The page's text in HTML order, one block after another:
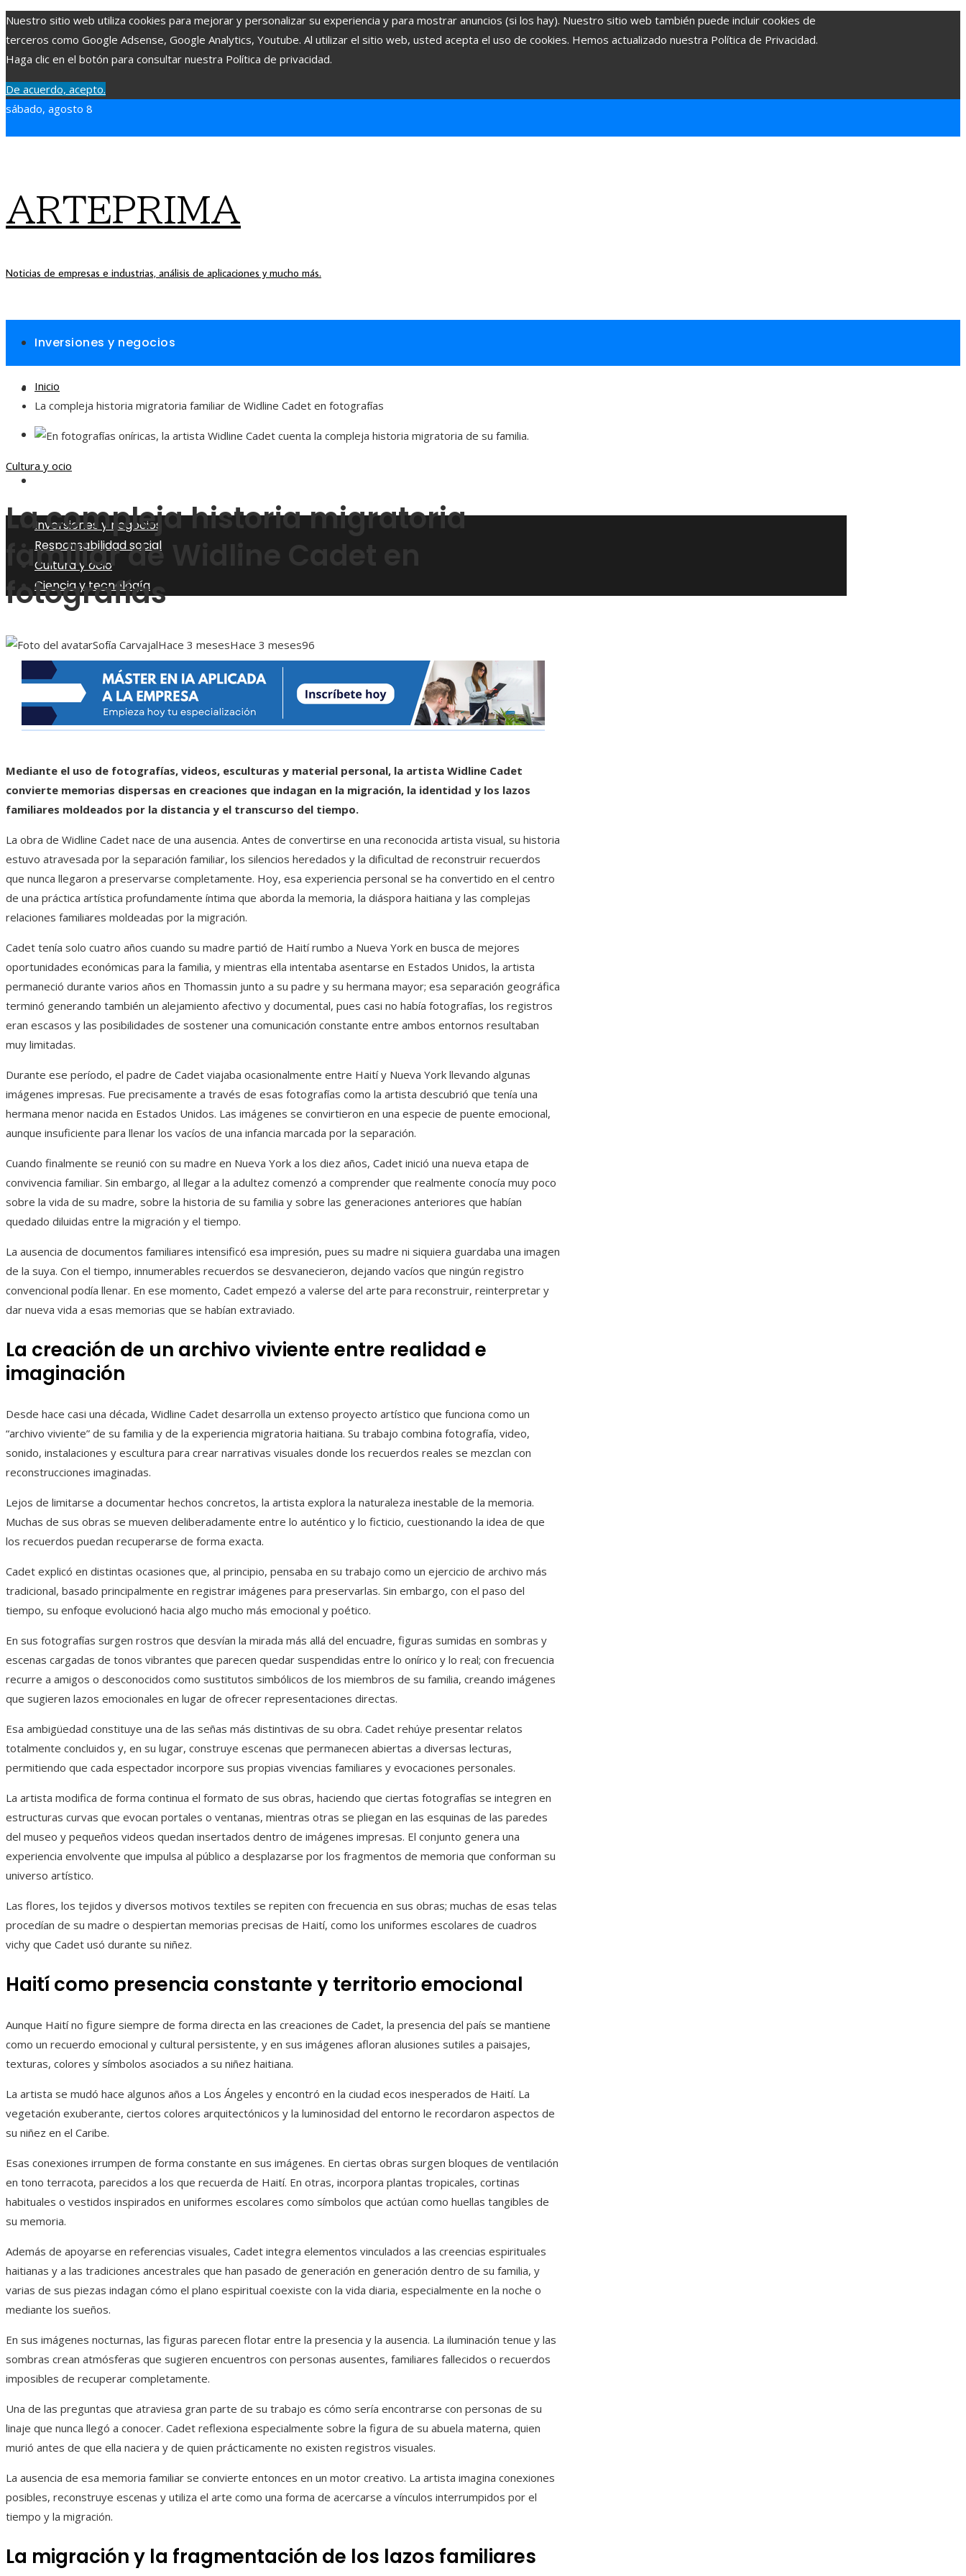
Nuestro sitio web utiliza cookies para mejorar y personalizar su experiencia y para mostrar anuncios (si los hay). Nuestro sitio web también puede incluir cookies de
terceros como Google Adsense, Google Analytics, Youtube. Al utilizar el sitio web, usted acepta el uso de cookies. Hemos actualizado nuestra Política de Privacidad.
Haga clic en el botón para consultar nuestra Política de privacidad.
De acuerdo, acepto.
sábado, agosto 8
ARTEPRIMA
Noticias de empresas e industrias, análisis de aplicaciones y mucho más.
Inversiones y negocios
Responsabilidad social
Cultura y ocio
Inversiones y negocios
Responsabilidad social
Cultura y ocio
Ciencia y tecnología
Inicio
La compleja historia migratoria familiar de Widline Cadet en fotografías
Cultura y ocio
La compleja historia migratoria
familiar de Widline Cadet en
fotografías
Sofía CarvajalHace 3 mesesHace 3 meses96
Mediante el uso de fotografías, videos, esculturas y material personal, la artista Widline Cadet
convierte memorias dispersas en creaciones que indagan en la migración, la identidad y los lazos
familiares moldeados por la distancia y el transcurso del tiempo.
La obra de Widline Cadet nace de una ausencia. Antes de convertirse en una reconocida artista visual, su historia
estuvo atravesada por la separación familiar, los silencios heredados y la dificultad de reconstruir recuerdos
que nunca llegaron a preservarse completamente. Hoy, esa experiencia personal se ha convertido en el centro
de una práctica artística profundamente íntima que aborda la memoria, la diáspora haitiana y las complejas
relaciones familiares moldeadas por la migración.
Cadet tenía solo cuatro años cuando su madre partió de Haití rumbo a Nueva York en busca de mejores
oportunidades económicas para la familia, y mientras ella intentaba asentarse en Estados Unidos, la artista
permaneció durante varios años en Thomassin junto a su padre y su hermana mayor; esa separación geográfica
terminó generando también un alejamiento afectivo y documental, pues casi no había fotografías, los registros
eran escasos y las posibilidades de sostener una comunicación constante entre ambos entornos resultaban
muy limitadas.
Durante ese período, el padre de Cadet viajaba ocasionalmente entre Haití y Nueva York llevando algunas
imágenes impresas. Fue precisamente a través de esas fotografías como la artista descubrió que tenía una
hermana menor nacida en Estados Unidos. Las imágenes se convirtieron en una especie de puente emocional,
aunque insuficiente para llenar los vacíos de una infancia marcada por la separación.
Cuando finalmente se reunió con su madre en Nueva York a los diez años, Cadet inició una nueva etapa de
convivencia familiar. Sin embargo, al llegar a la adultez comenzó a comprender que realmente conocía muy poco
sobre la vida de su madre, sobre la historia de su familia y sobre las generaciones anteriores que habían
quedado diluidas entre la migración y el tiempo.
La ausencia de documentos familiares intensificó esa impresión, pues su madre ni siquiera guardaba una imagen
de la suya. Con el tiempo, innumerables recuerdos se desvanecieron, dejando vacíos que ningún registro
convencional podía llenar. En ese momento, Cadet empezó a valerse del arte para reconstruir, reinterpretar y
dar nueva vida a esas memorias que se habían extraviado.
La creación de un archivo viviente entre realidad e
imaginación
Desde hace casi una década, Widline Cadet desarrolla un extenso proyecto artístico que funciona como un
“archivo viviente” de su familia y de la experiencia migratoria haitiana. Su trabajo combina fotografía, video,
sonido, instalaciones y escultura para crear narrativas visuales donde los recuerdos reales se mezclan con
reconstrucciones imaginadas.
Lejos de limitarse a documentar hechos concretos, la artista explora la naturaleza inestable de la memoria.
Muchas de sus obras se mueven deliberadamente entre lo auténtico y lo ficticio, cuestionando la idea de que
los recuerdos puedan recuperarse de forma exacta.
Cadet explicó en distintas ocasiones que, al principio, pensaba en su trabajo como un ejercicio de archivo más
tradicional, basado principalmente en registrar imágenes para preservarlas. Sin embargo, con el paso del
tiempo, su enfoque evolucionó hacia algo mucho más emocional y poético.
En sus fotografías surgen rostros que desvían la mirada más allá del encuadre, figuras sumidas en sombras y
escenas cargadas de tonos vibrantes que parecen quedar suspendidas entre lo onírico y lo real; con frecuencia
recurre a amigos o desconocidos como sustitutos simbólicos de los miembros de su familia, creando imágenes
que sugieren lazos emocionales en lugar de ofrecer representaciones directas.
Esa ambigüedad constituye una de las señas más distintivas de su obra. Cadet rehúye presentar relatos
totalmente concluidos y, en su lugar, construye escenas que permanecen abiertas a diversas lecturas,
permitiendo que cada espectador incorpore sus propias vivencias familiares y evocaciones personales.
La artista modifica de forma continua el formato de sus obras, haciendo que ciertas fotografías se integren en
estructuras curvas que evocan portales o ventanas, mientras otras se pliegan en las esquinas de las paredes
del museo y pequeños videos quedan insertados dentro de imágenes impresas. El conjunto genera una
experiencia envolvente que impulsa al público a desplazarse por los fragmentos de memoria que conforman su
universo artístico.
Las flores, los tejidos y diversos motivos textiles se repiten con frecuencia en sus obras; muchas de esas telas
procedían de su madre o despiertan memorias precisas de Haití, como los uniformes escolares de cuadros
vichy que Cadet usó durante su niñez.
Haití como presencia constante y territorio emocional
Aunque Haití no figure siempre de forma directa en las creaciones de Cadet, la presencia del país se mantiene
como un recuerdo emocional y cultural persistente, y en sus imágenes afloran alusiones sutiles a paisajes,
texturas, colores y símbolos asociados a su niñez haitiana.
La artista se mudó hace algunos años a Los Ángeles y encontró en la ciudad ecos inesperados de Haití. La
vegetación exuberante, ciertos colores arquitectónicos y la luminosidad del entorno le recordaron aspectos de
su niñez en el Caribe.
Esas conexiones irrumpen de forma constante en sus imágenes. En ciertas obras surgen bloques de ventilación
en tono terracota, parecidos a los que recuerda de Haití. En otras, incorpora plantas tropicales, cortinas
habituales o vestidos inspirados en uniformes escolares como símbolos que actúan como huellas tangibles de
su memoria.
Además de apoyarse en referencias visuales, Cadet integra elementos vinculados a las creencias espirituales
haitianas y a las tradiciones ancestrales que han pasado de generación en generación dentro de su familia, y
varias de sus piezas indagan cómo el plano espiritual coexiste con la vida diaria, especialmente en la noche o
mediante los sueños.
En sus imágenes nocturnas, las figuras parecen flotar entre la presencia y la ausencia. La iluminación tenue y las
sombras crean atmósferas que sugieren encuentros con personas ausentes, familiares fallecidos o recuerdos
imposibles de recuperar completamente.
Una de las preguntas que atraviesa gran parte de su trabajo es cómo sería encontrarse con personas de su
linaje que nunca llegó a conocer. Cadet reflexiona especialmente sobre la figura de su abuela materna, quien
murió antes de que ella naciera y de quien prácticamente no existen registros visuales.
La ausencia de esa memoria familiar se convierte entonces en un motor creativo. La artista imagina conexiones
posibles, reconstruye escenas y utiliza el arte como una forma de acercarse a vínculos interrumpidos por el
tiempo y la migración.
La migración y la fragmentación de los lazos familiares